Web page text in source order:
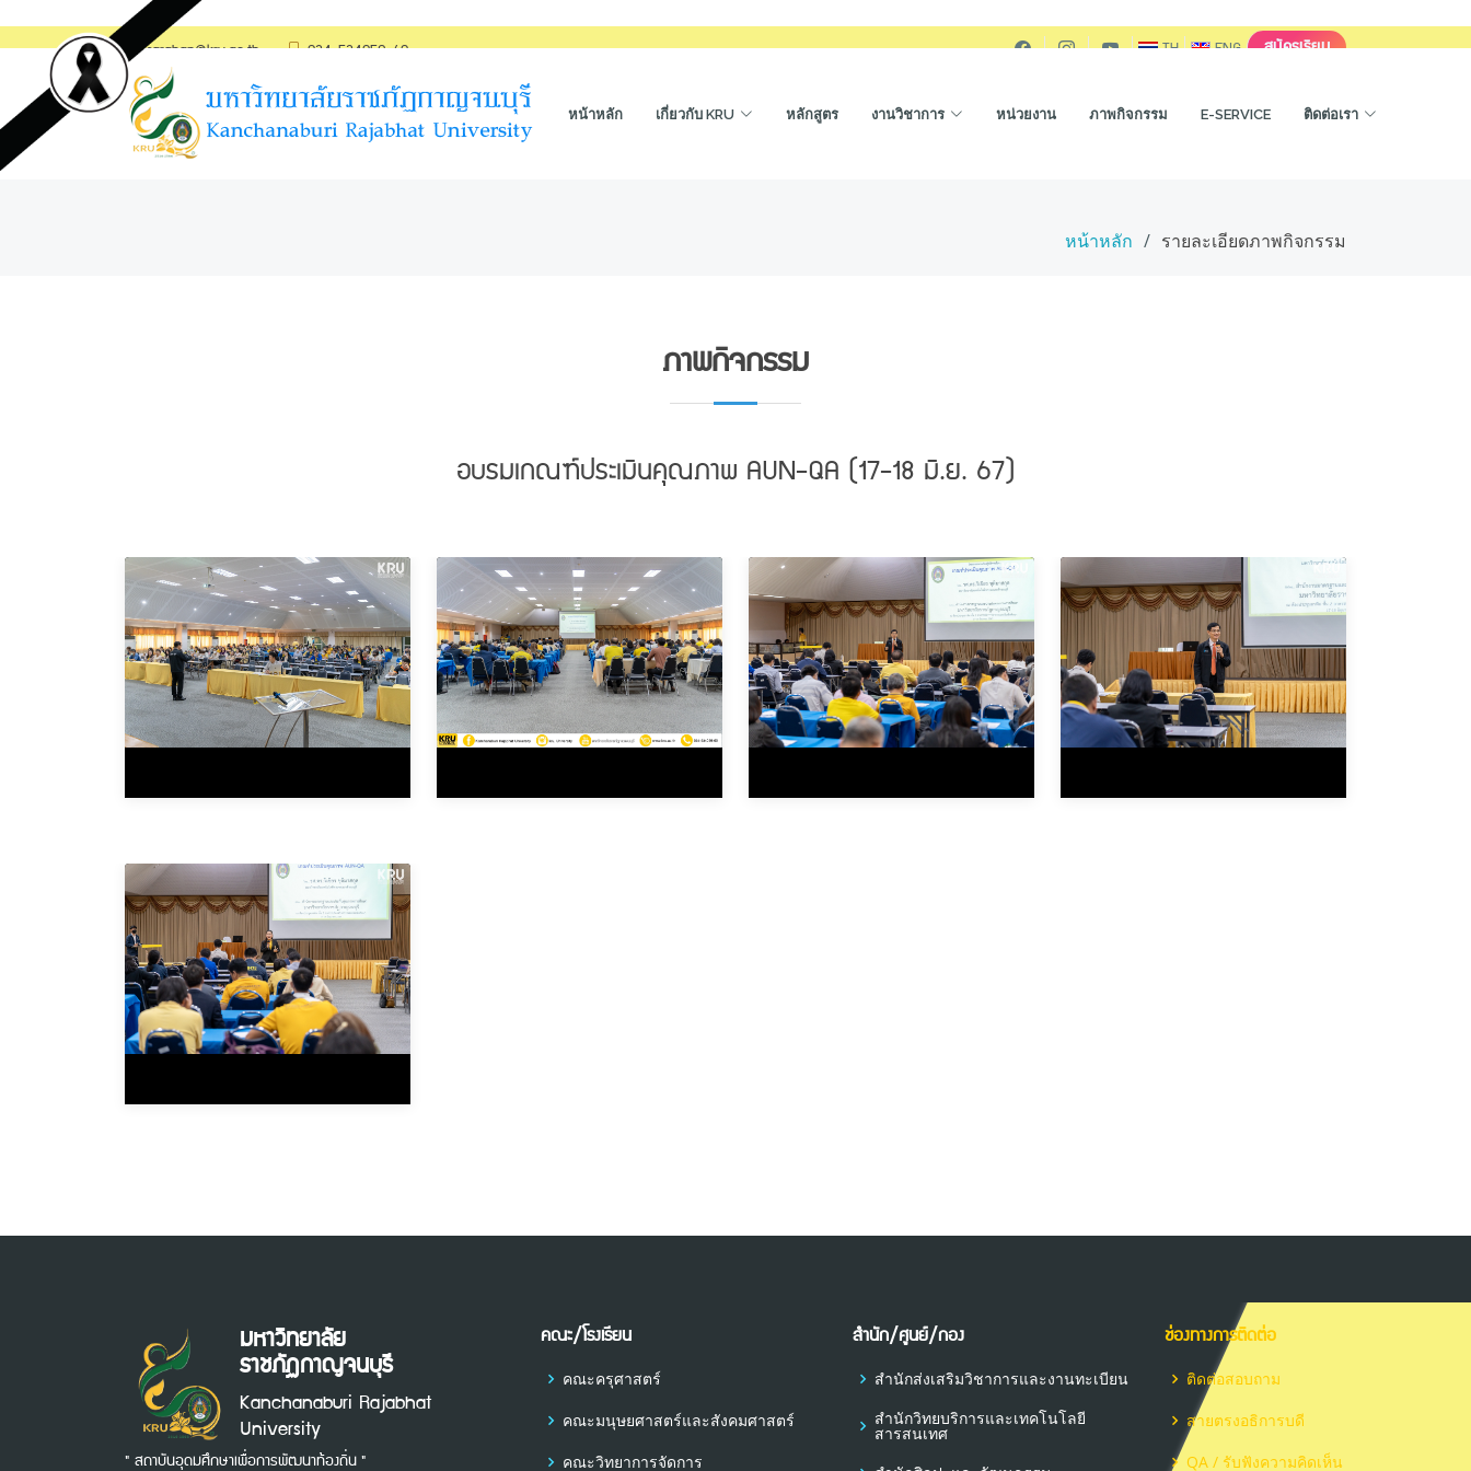
saraban@kru.ac.th 034-534059-60 TH ENG สมัครเรียน
หน้าหลัก เกี่ยวกับ KRU หลักสูตร งานวิชาการ หน่วยงาน ภาพกิจกรรม E-SERVICE ติดต่อเรา
หน้าหลัก รายละเอียดภาพกิจกรรม
ภาพกิจกรรม
อบรมเกณฑ์ประเมินคุณภาพ AUN-QA (17-18 มิ.ย. 67)
มหาวิทยาลัย
ราชภัฏกาญจนบุรี
Kanchanaburi Rajabhat
University
" สถาบันอุดมศึกษาเพื่อการพัฒนาท้องถิ่น "
คณะ/โรงเรียน
คณะครุศาสตร์
คณะมนุษยศาสตร์และสังคมศาสตร์
คณะวิทยาการจัดการ
สำนัก/ศูนย์/กอง
สำนักส่งเสริมวิชาการและงานทะเบียน
สำนักวิทยบริการและเทคโนโลยี
สารสนเทศ
ช่องทางการติดต่อ
ติดต่อสอบถาม
สายตรงอธิการบดี
QA / รับฟังความคิดเห็น